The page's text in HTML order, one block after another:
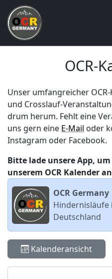
OCR-
Unser umfangreicher
und Crosslauf-
drum herum. Fehlt eine
uns gern eine E-Mail oder
Instagram oder Facebook.
Bitte lade unsere App,
unserem OCR Kalender
OCR Germany
Hindernisläufe
Deutschland
Kalenderansicht